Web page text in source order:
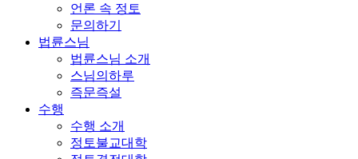
언론 속 정토
문의하기
법륜스님
법륜스님 소개
스님의하루
즉문즉설
수행
수행 소개
정토불교대학